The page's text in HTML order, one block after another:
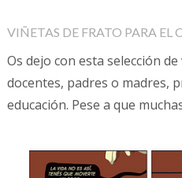
VIÑETAS DE FRATO PARA
Os dejo con esta selección
docentes, padres o madres,
educación. Pese a que